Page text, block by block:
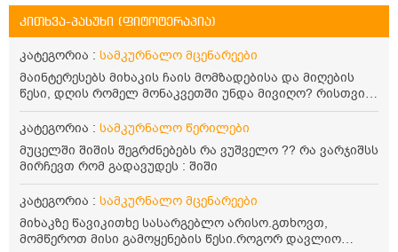
კითხვა-პასუხი (ფიტოტერაპია)
კატეგორია : სამკურნალო მცენარეები
მაინტერესებს მიხაკის ჩაის მომზადებისა და მიღების
წესი, დღის რომელ მონაკვეთში უნდა მივიღო? რისთვის
არის სასარგებლო და უკუჩვენება თუ აქვს
კატეგორია : სამკურნალო წერილები
მუცელში შიშის შეგრძნებებს რა ვუშველო ?? რა ვარჯიშსს
მირჩევთ რომ გადავუდეს : შიში
კატეგორია : სამკურნალო მცენარეები
მიხაკზე წავიკითხე სასარგებლო არისო.გთხოვთ,
მომწეროთ მისი გამოყენების წესი.როგორ დავლიო